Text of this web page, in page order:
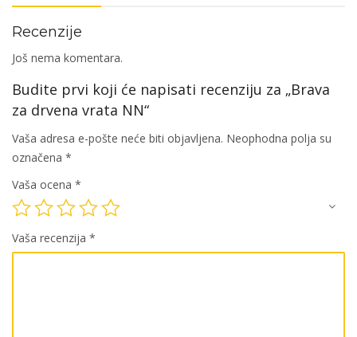
Recenzije
Još nema komentara.
Budite prvi koji će napisati recenziju za „Brava
za drvena vrata NN“
Vaša adresa e-pošte neće biti objavljena. Neophodna polja su
označena *
Vaša ocena *
Vaša recenzija *